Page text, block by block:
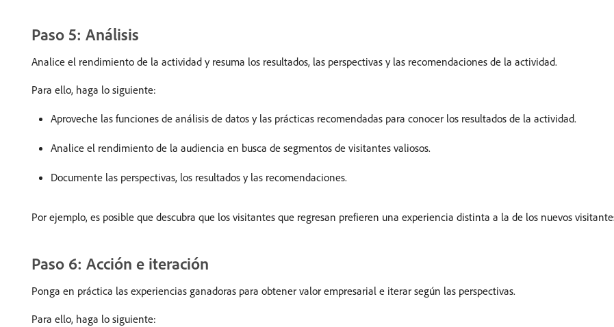
Paso 5: Análisis
Analice el rendimiento de la actividad y resuma los resultados, las perspectivas y las recomendaciones de la actividad.
Para ello, haga lo siguiente:
Aproveche las funciones de análisis de datos y las prácticas recomendadas para conocer los resultados de la actividad.
Analice el rendimiento de la audiencia en busca de segmentos de visitantes valiosos.
Documente las perspectivas, los resultados y las recomendaciones.
Por ejemplo, es posible que descubra que los visitantes que regresan prefieren una experiencia distinta a la de los nuevos
Paso 6: Acción e iteración
Ponga en práctica las experiencias ganadoras para obtener valor empresarial e iterar según las perspectivas.
Para ello, haga lo siguiente: